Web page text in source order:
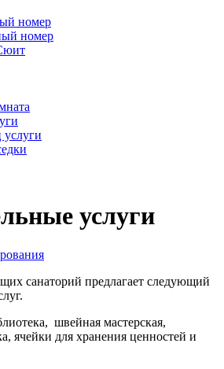
номер
номер
услуги
санаторий предлагает следующий
швейная мастерская,
ячейки для хранения ценностей и